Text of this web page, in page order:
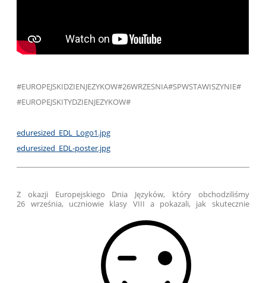
#EUROPEJSKIDZIENJEZYKOW#26WRZESNIA#SPWSTAWISZYNIE#
#EUROPEJSKITYDZIENJEZYKOW#
eduresized_EDL_Logo1.jpg
eduresized_EDL-poster.jpg
Z okazji Europejskiego Dnia Języków, który obchodziliśmy
26 września, uczniowie klasy VIII a pokazali, jak skutecznie